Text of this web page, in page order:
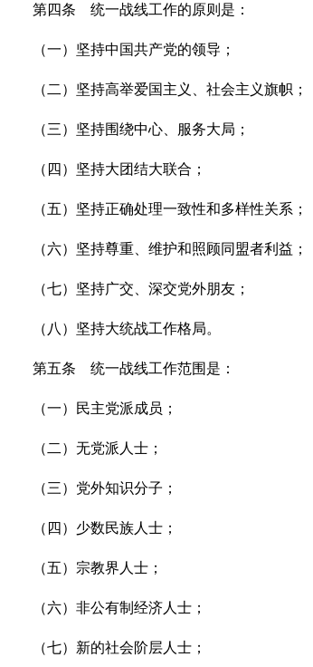
第四条 统一战线工作的原则是：
（一）坚持中国共产党的领导；
（二）坚持高举爱国主义、社会主义旗帜；
（三）坚持围绕中心、服务大局；
（四）坚持大团结大联合；
（五）坚持正确处理一致性和多样性关系；
（六）坚持尊重、维护和照顾同盟者利益；
（七）坚持广交、深交党外朋友；
（八）坚持大统战工作格局。
第五条 统一战线工作范围是：
（一）民主党派成员；
（二）无党派人士；
（三）党外知识分子；
（四）少数民族人士；
（五）宗教界人士；
（六）非公有制经济人士；
（七）新的社会阶层人士；